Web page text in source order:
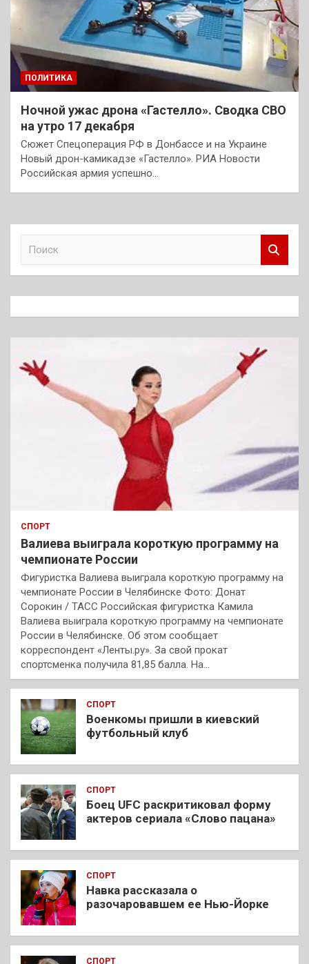
ПОЛИТИКА
Ночной ужас дрона «Гастелло». Сводка СВО
на утро 17 декабря
Сюжет Спецоперация РФ в Донбассе и на Украине
Новый дрон-камикадзе «Гастелло». РИА Новости
Российская армия успешно…
к
СПОРТ
Валиева выиграла короткую программу на
чемпионате России
Фигуристка Валиева выиграла короткую программу на
чемпионате России в Челябинске Фото: Донат
Сорокин / ТАСС Российская фигуристка Камила
Валиева выиграла короткую программу на чемпионате
России в Челябинске. Об этом сообщает
корреспондент «Ленты.ру». За свой прокат
спортсменка получила 81,85 балла. На…
СПОРТ
Военкомы пришли в киевский
футбольный клуб
СПОРТ
Боец UFC раскритиковал форму
актеров сериала «Слово пацана»
СПОРТ
Навка рассказала о
разочаровавшем ее Нью-Йорке
СПОРТ